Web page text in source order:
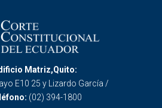
Matriz,Quito:
E10 25 y Lizardo García /
(02) 394-1800